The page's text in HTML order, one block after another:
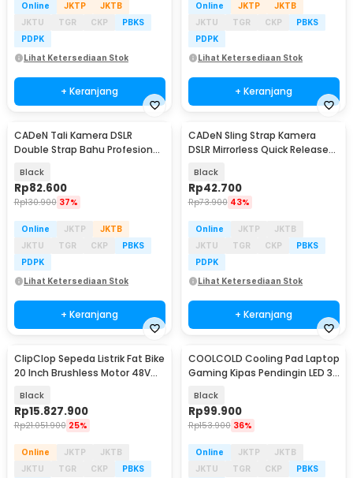
Online JKTP
JKTB
JKTU
TGR CKP
PBKS
PDPK
Lihat Ketersediaan Stok
+ Keranjang
Online JKTP
JKTB
JKTU
TGR CKP
PBKS
PDPK
Lihat Ketersediaan Stok
+ Keranjang
CADeN Tali Kamera DSLR
Double Strap Bahu Profesional
Black
Rp82.600
Rp130.900 37%
Online JKTP
JKTB
JKTU
TGR CKP
PBKS
PDPK
Lihat Ketersediaan Stok
+ Keranjang
CADeN Sling Strap Kamera
DSLR Mirrorless Quick Release
Black
Rp42.700
Rp73.900 43%
Online JKTP
JKTB
JKTU
TGR CKP
PBKS
PDPK
Lihat Ketersediaan Stok
+ Keranjang
ClipClop Sepeda Listrik Fat Bike
20 Inch Brushless Motor 48V
Black
Rp15.827.900
Rp21.051.900 25%
Online JKTP
JKTB
JKTU
TGR CKP
PBKS
COOLCOLD Cooling Pad Laptop
Gaming Kipas Pendingin LED 3
Black
Rp99.900
Rp153.900 36%
Online JKTP
JKTB
JKTU
TGR CKP
PBKS